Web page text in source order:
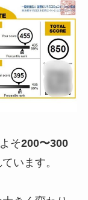
そ200〜300
います。